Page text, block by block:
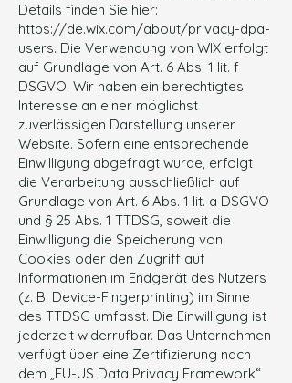
Details finden Sie hier:
https://de.wix.com/about/privacy-dpa-
users. Die Verwendung von WIX erfolgt
auf Grundlage von Art. 6 Abs. 1 lit. f
DSGVO. Wir haben ein berechtigtes
Interesse an einer möglichst
zuverlässigen Darstellung unserer
Website. Sofern eine entsprechende
Einwilligung abgefragt wurde, erfolgt
die Verarbeitung ausschließlich auf
Grundlage von Art. 6 Abs. 1 lit. a DSGVO
und § 25 Abs. 1 TTDSG, soweit die
Einwilligung die Speicherung von
Cookies oder den Zugriff auf
Informationen im Endgerät des Nutzers
(z. B. Device-Fingerprinting) im Sinne
des TTDSG umfasst. Die Einwilligung ist
jederzeit widerrufbar. Das Unternehmen
verfügt über eine Zertifizierung nach
dem „EU-US Data Privacy Framework“